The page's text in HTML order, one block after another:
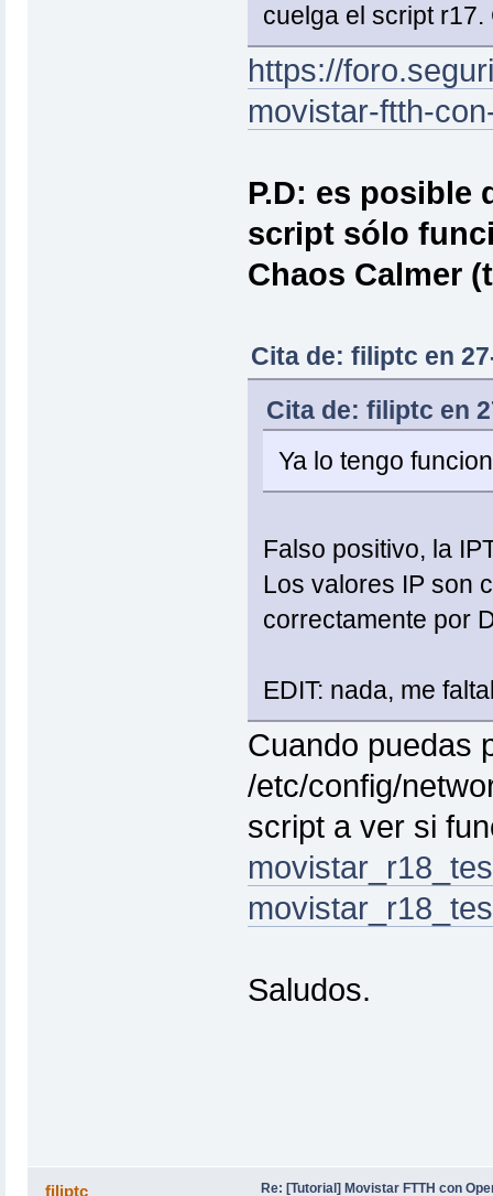
cuelga el script r17.
https://
movistar-ftth-
P.D: es posible
script sólo
Chaos Calmer
Cita de: filiptc en
Cita de: filiptc en
Ya lo tengo
Falso positivo, la
Los valores IP son
correctamente por
EDIT: nada, me
Cuando puedas
/etc/config/
script a ver si
Saludos.
filiptc Re: [Tutorial] Movistar FTTH con